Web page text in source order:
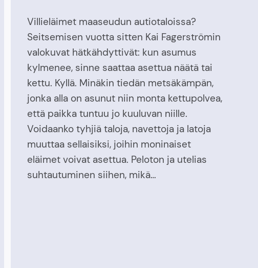
Villieläimet maaseudun autiotaloissa?
Seitsemisen vuotta sitten Kai Fagerströmin
valokuvat hätkähdyttivät: kun asumus
kylmenee, sinne saattaa asettua näätä tai
kettu. Kyllä. Minäkin tiedän metsäkämpän,
jonka alla on asunut niin monta kettupolvea,
että paikka tuntuu jo kuuluvan niille.
Voidaanko tyhjiä taloja, navettoja ja latoja
muuttaa sellaisiksi, joihin moninaiset
eläimet voivat asettua. Peloton ja utelias
suhtautuminen siihen, mikä…